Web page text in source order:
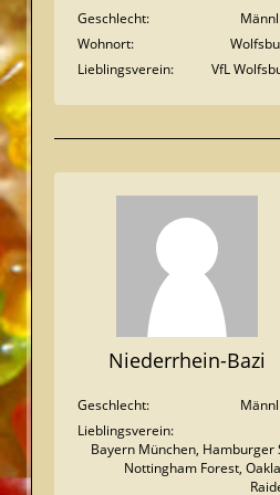
Geschlecht
Wohnort
Lieblingsverein
VfL
Niederrhein-Bazi
Geschlecht
Lieblingsverein
Bayern München, Hamburger
Nottingham Forest,